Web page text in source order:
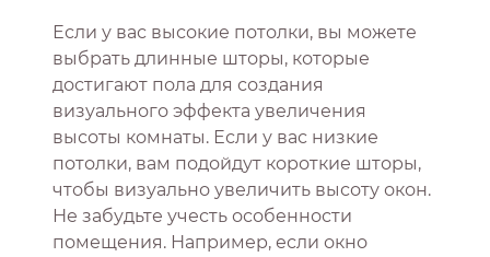
Если у вас высокие потолки, вы можете
выбрать длинные шторы, которые
достигают пола для создания
визуального эффекта увеличения
высоты комнаты. Если у вас низкие
потолки, вам подойдут короткие шторы,
чтобы визуально увеличить высоту окон.
Не забудьте учесть особенности
помещения. Например, если окно